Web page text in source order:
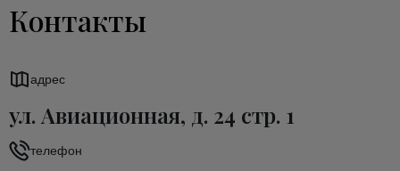
Контакты
адрес
ул. Авиационная, д. 24 стр. 1
телефон